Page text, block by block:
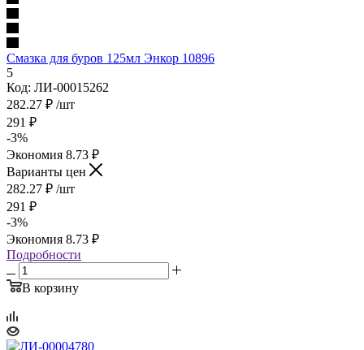
Смазка для буров 125мл Энкор 10896
5
Код: ЛИ-00015262
282.27 ₽ /шт
291 ₽
-3%
Экономия 8.73 ₽
Варианты цен
282.27 ₽ /шт
291 ₽
-3%
Экономия 8.73 ₽
Подробности
В корзину